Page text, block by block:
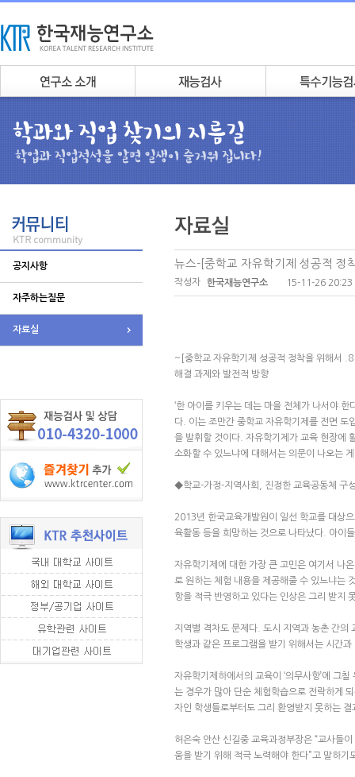
공지사항
자주하는질문
자료실
뉴스-[중학교 자유학기제 성공적 정
작성자 한국재능연구소 15-11-26 20:23
~[중학교 자유학기제 성공적 정착을 위해서
해결 과제와 발전적 방향
‘한 아이를 키우는 데는 마을 전체가 나서야
다. 이는 조만간 중학교 자유학기제를 전면 도
을 발휘할 것이다. 자유학기제가 교육 현장에
소화할 수 있느냐에 대해서는 의문이 나오는
◆학교-가정-지역사회, 진정한 교육공동체 구
2013년 한국교육개발원이 일선 학교를 대상
육활동 등을 희망하는 것으로 나타났다. 아이
자유학기제에 대한 가장 큰 고민은 여기서 나
로 원하는 체험 내용을 제공해줄 수 있느냐는
항을 적극 반영하고 있다는 인상은 그리 받지
지역별 격차도 문제다. 도시 지역과 농촌 간의
학생과 같은 프로그램을 받기 위해서는 시간
자유학기제하에서의 교육이 ‘의무사항’에 그
는 경우가 많아 단순 체험학습으로 전락하게
자인 학생들로부터도 그리 환영받지 못하는
허은숙 안산 신길중 교육과정부장은 “교사들
움을 받기 위해 적극 노력해야 한다”고 말하